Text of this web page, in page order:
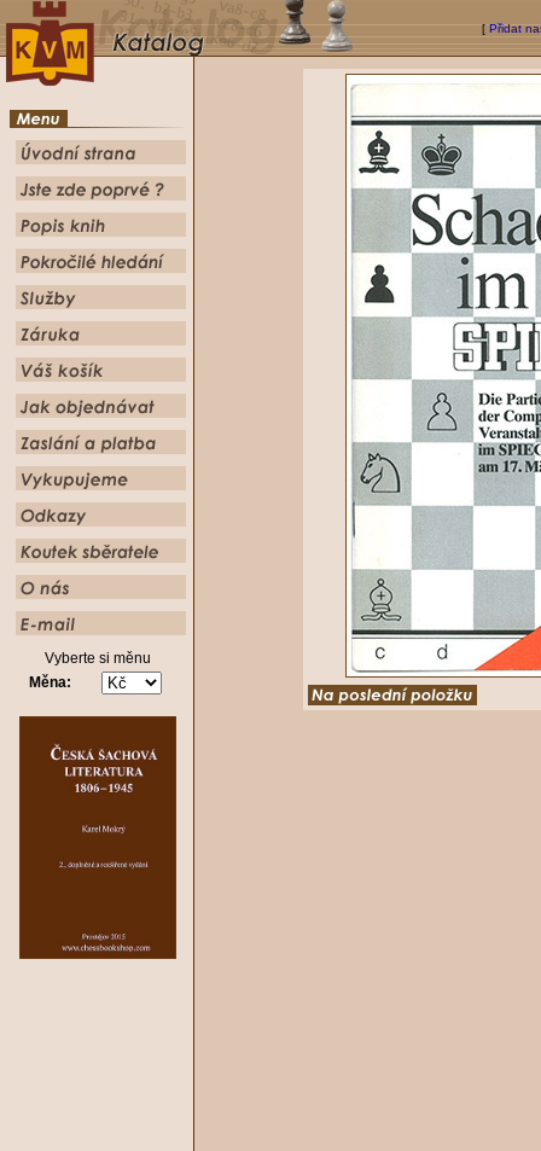
[ Přidat
Vyberte si měnu
Měna: